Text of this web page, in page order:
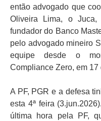
então advogado que
Oliveira Lima, o
fundador do Banco
pelo advogado mineiro
equipe desde o
Compliance Zero, em 17
A PF, PGR e a defesa
esta 4ª feira
última hora pela PF,